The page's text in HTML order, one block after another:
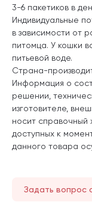
3-6 пакетиков в
Индивидуальные
в зависимости от
питомца. У кошки
питьевой воде.
Страна-
Информация о
решении,
изготовителе,
носит справочный
доступных к
данного товара
Задать вопрос